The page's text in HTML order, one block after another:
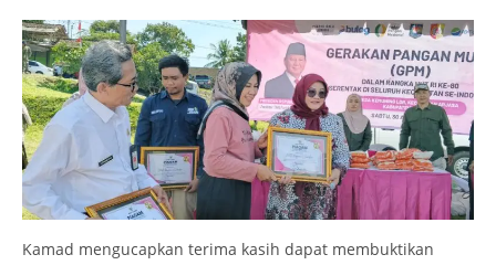
Kamad mengucapkan terima kasih dapat membuktikan